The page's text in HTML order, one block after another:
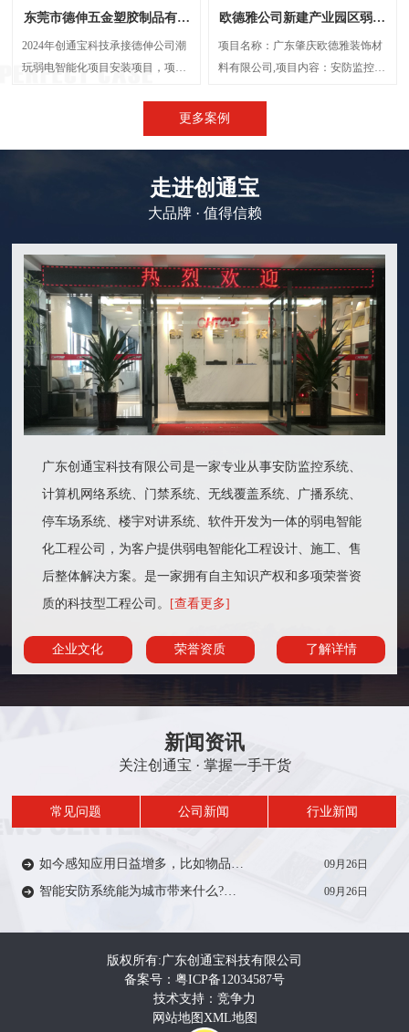
电智能化承接方，主要负责建设
UPS后备电源系统、UPS动环监测
系统、楼层弱电井配电建设等等
东莞市德伸五金塑胶制品有限
2024年创通宝科技承接德伸公司潮
玩弱电智能化项目安装项目，项目
房建设、视频监控系统、信息网络
欧德雅公司新建产业园区弱电
项目名称：广东肇庆欧德雅装饰材
料有限公司,项目内容：安防监控系
禁系统、停车场系统，会议系统、
更多案例
走进创通宝
大品牌 · 值得信赖
广东创通宝科技有限公司是一家专业从事安防监控系统、
计算机网络系统、门禁系统、无线覆盖系统、广播系统、
停车场系统、楼宇对讲系统、软件开发为一体的弱电智能
化工程公司，为客户提供弱电智能化工程设计、施工、售
后整体解决方案。是一家拥有自主知识产权和多项荣誉资
质的科技型工程公司。
[查看更多]
企业文化 荣誉资质 了解详情
新闻资讯
关注创通宝 · 掌握一手干货
常见问题 公司新闻 行业新闻
09月26日
09月26日
版权所有:广东创通宝科技有限公司
备案号：粤ICP备12034587号
技术支持：竞争力
网站地图 XML地图